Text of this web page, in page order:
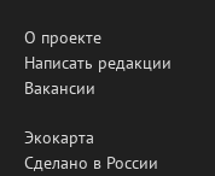
О проекте
Написать редакции
Вакансии
Экокарта
Сделано в России